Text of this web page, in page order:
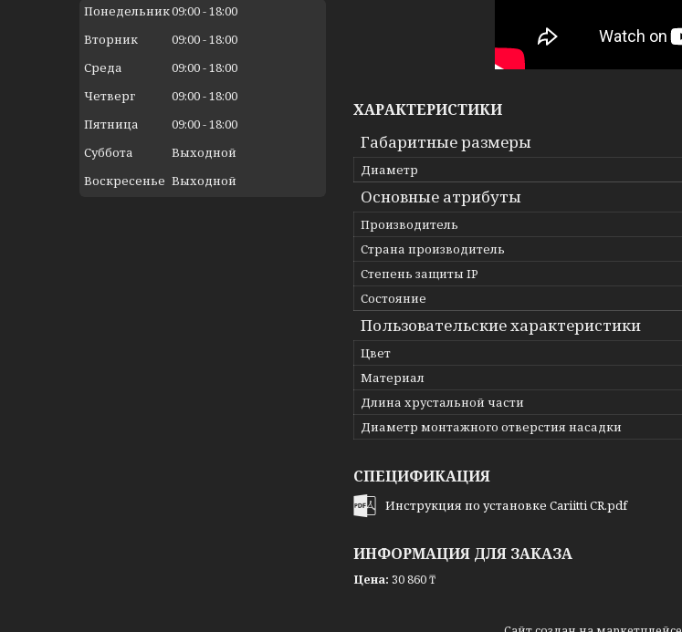
ХАРАКТЕРИСТИКИ
Габаритные размеры
Диаметр
Основные атрибуты
Производитель
Страна производитель
Степень защиты IP
Состояние
Пользовательские характеристики
Цвет
Материал
Длина хрустальной части
Диаметр монтажного отверстия насадки
СПЕЦИФИКАЦИЯ
Инструкция по установке Cariitti CR.pdf
ИНФОРМАЦИЯ ДЛЯ ЗАКАЗА
Цена: 30 860 ₸
Понедельник09:00 18:00
Вторник
09:00 18:00
Среда
09:00 18:00
Четверг
09:00 18:00
Пятница
09:00 18:00
Суббота
Выходной
Воскресенье Выходной